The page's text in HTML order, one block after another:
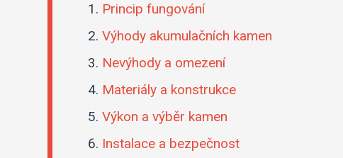
Princip fungování
Výhody akumulačních kamen
Nevýhody a omezení
Materiály a konstrukce
Výkon a výběr kamen
Instalace a bezpečnost